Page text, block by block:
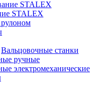
STALEX
Вальцовочные станки
ручные
электромеханические